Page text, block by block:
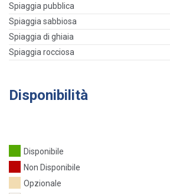
Spiaggia pubblica
Spiaggia sabbiosa
Spiaggia di ghiaia
Spiaggia rocciosa
Disponibilità
Disponibile
Non Disponibile
Opzionale